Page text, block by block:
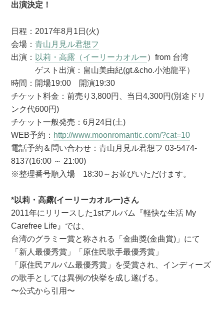
出演決定！
日程：2017年8月1日(火)
会場：青山月見ル君想フ
出演： 以莉・高露（イーリーカオルー）from 台湾
ゲスト出演：畠山美由紀(gt.&cho.小池龍平）
時間：開場19:00 開演19:30
チケット料金：前売り3,800円、当日4,300円(別途ドリ
ンク代600円)
チケット一般発売：6月24日(土)
WEB予約： http://www.moonromantic.com/?cat=10
電話予約＆問い合わせ：青山月見ル君想フ 03-5474-
8137(16:00 ～ 21:00)
※整理番号順入場 18:30～お並びいただけます。
*以莉・高露(イーリーカオルー)さん
2011年にリリースした1stアルバム『軽快な生活 My
Carefree Life』では、
台湾のグラミー賞と称される「金曲獎(金曲賞)」にて
「新人最優秀賞」「原住民歌手最優秀賞」
「原住民アルバム最優秀賞」を受賞され、インディーズ
の歌手としては異例の快挙を成し遂げる。
〜公式から引用〜